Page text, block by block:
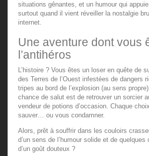
situations gênantes, et un humour qui
surtout quand il vient réveiller la nostalgie
internet.
Une aventure dont vous
l’antihéros
L’histoire ? Vous êtes un loser en quête de
des Terres de l’Ouest infestées de dangers
tripes au bord de l’explosion (au sens
chance de salut est de retrouver un sorcier
vendeur de potions d’occasion. Chaque
sauver… ou vous condamner.
Alors, prêt à souffrir dans les couloirs
d’un sens de l’humour solide et de quelques
d’un goût douteux ?